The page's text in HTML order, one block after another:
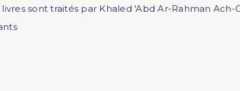
livres sont traités par Khaled 'Abd Ar-Rahman Ach-